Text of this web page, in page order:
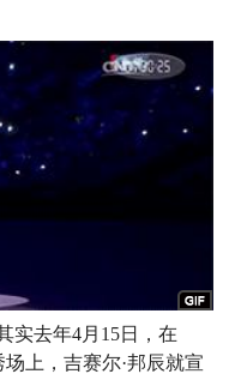
实去年4月15日，在
上，吉赛尔·邦辰就宣